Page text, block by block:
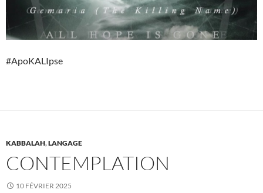
#ApoKALIpse
KABBALAH,LANGAGE
CONTEMPLATION
10 FÉVRIER 2025